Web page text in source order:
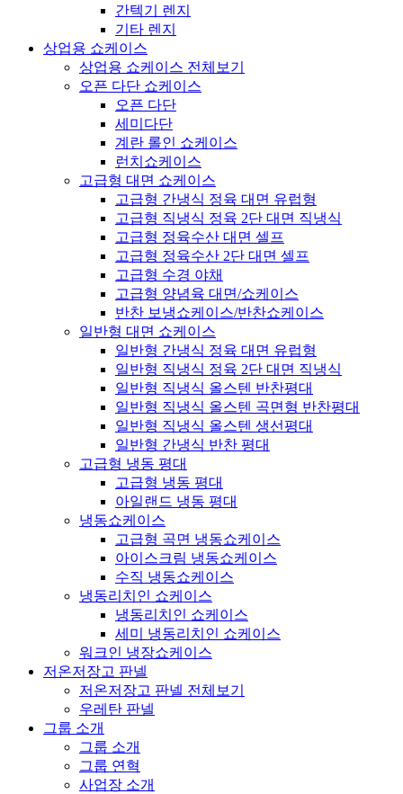
간텍기 렌지
기타 렌지
상업용 쇼케이스
상업용 쇼케이스 전체보기
오픈 다단 쇼케이스
오픈 다단
세미다단
계란 롤인 쇼케이스
런치쇼케이스
고급형 대면 쇼케이스
고급형 간냉식 정육 대면 유럽형
고급형 직냉식 정육 2단 대면 직냉식
고급형 정육수산 대면 셀프
고급형 정육수산 2단 대면 셀프
고급형 수경 야채
고급형 양념육 대면/쇼케이스
반찬 보냉쇼케이스/반찬쇼케이스
일반형 대면 쇼케이스
일반형 간냉식 정육 대면 유럽형
일반형 직냉식 정육 2단 대면 직냉식
일반형 직냉식 올스텐 반찬평대
일반형 직냉식 올스텐 곡면형 반찬평대
일반형 직냉식 올스텐 생선평대
일반형 간냉식 반찬 평대
고급형 냉동 평대
고급형 냉동 평대
아일랜드 냉동 평대
냉동쇼케이스
고급형 곡면 냉동쇼케이스
아이스크림 냉동쇼케이스
수직 냉동쇼케이스
냉동리치인 쇼케이스
냉동리치인 쇼케이스
세미 냉동리치인 쇼케이스
워크인 냉장쇼케이스
저온저장고 판넬
저온저장고 판넬 전체보기
우레탄 판넬
그룹 소개
그룹 소개
그룹 연혁
사업장 소개